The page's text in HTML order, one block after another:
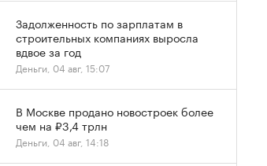
Задолженность по зарплатам в
строительных компаниях выросла
вдвое за год
Деньги, 04 авг, 15:07
В Москве продано новостроек более
чем на ₽3,4 трлн
Деньги, 04 авг, 14:18